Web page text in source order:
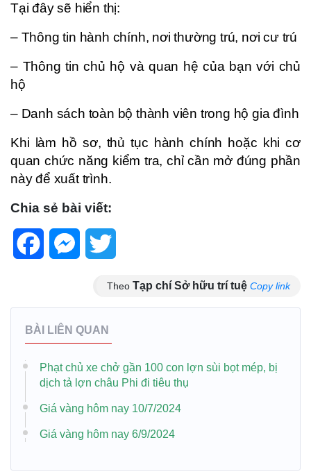
Tại đây sẽ hiển thị:
– Thông tin hành chính, nơi thường trú, nơi cư trú
– Thông tin chủ hộ và quan hệ của bạn với chủ
hộ
– Danh sách toàn bộ thành viên trong hộ gia đình
Khi làm hồ sơ, thủ tục hành chính hoặc khi cơ
quan chức năng kiểm tra, chỉ cần mở đúng phần
này để xuất trình.
Chia sẻ bài viết:
FacebookMessenger
Theo Tạp chí Sở hữu trí tuệ Copy link
BÀI LIÊN QUAN
Phạt chủ xe chở gần 100 con lợn sùi bọt mép, bị
dịch tả lợn châu Phi đi tiêu thụ
Giá vàng hôm nay 10/7/2024
Giá vàng hôm nay 6/9/2024